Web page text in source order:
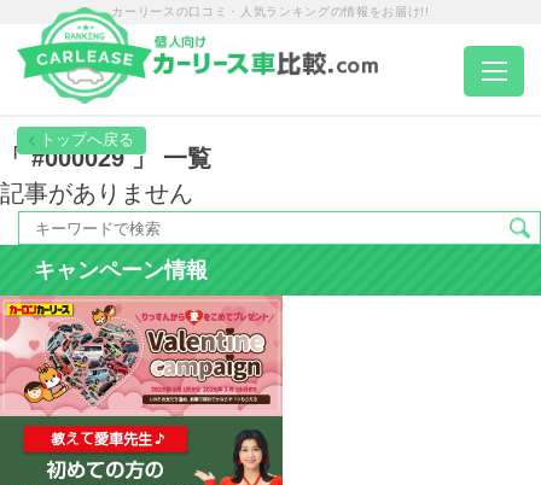
カーリースの口コミ・人気ランキングの情報をお届け!!
トップページ
カーリース一覧
エリア別ランキング
エリア別店舗一覧
車種から選ぶ
「 #000029 」 一覧
記事がありません
キャンペーン情報